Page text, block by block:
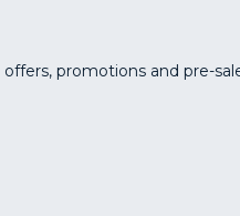
promotions and pre-